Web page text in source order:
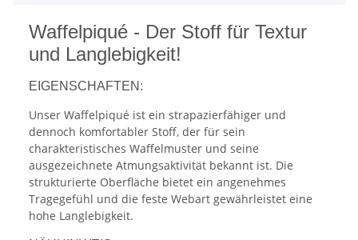
Waffelpiqué - Der Stoff für Textur
und Langlebigkeit!
EIGENSCHAFTEN:
Unser Waffelpiqué ist ein strapazierfähiger und
dennoch komfortabler Stoff, der für sein
charakteristisches Waffelmuster und seine
ausgezeichnete Atmungsaktivität bekannt ist. Die
strukturierte Oberfläche bietet ein angenehmes
Tragegefühl und die feste Webart gewährleistet eine
hohe Langlebigkeit.